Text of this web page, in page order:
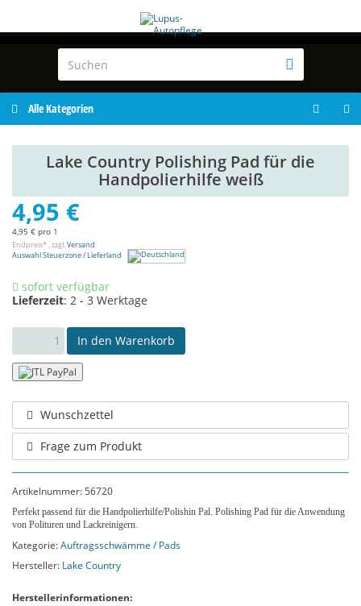
Alle Kategorien
Lake Country Polishing Pad für die
Handpolierhilfe weiß
4,95 €
4,95 € pro 1
Endpreis* , zzgl.Versand
Auswahl Steuerzone / Lieferland
sofort verfügbar
Lieferzeit: 2 - 3 Werktage
In den Warenkorb
Wunschzettel
Frage zum Produkt
Artikelnummer:56720
Perfekt passend für die Handpolierhilfe/Polishin Pal. Polishing Pad für die Anwendung
von Polituren und Lackreinigern.
Kategorie:Auftragsschwämme / Pads
Hersteller: Lake Country
Herstellerinformationen: